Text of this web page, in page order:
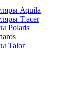
Aquila
Tracer
Polaris
Talon